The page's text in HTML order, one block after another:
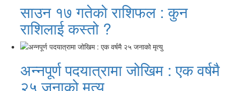
साउन १७ गतेको राशिफल : कुन
राशिलाई कस्तो ?
अन्नपूर्ण पदयात्रामा जोखिम : एक वर्षमै
२५ जनाको मृत्यु